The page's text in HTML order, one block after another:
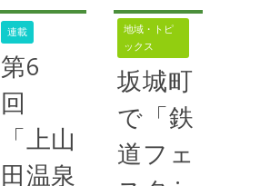
催は初。スタ
ートと同時に
多くの
続きを読む
58号, キッチ
今年で３回目
となる鉄道イ
ベントが10
月13日、戸
倉の万葉超音
波温泉で開催
された。今年
連載
第6
回
「上山
田温泉
地域・トピ
ックス
坂城町
で「鉄
道フェ